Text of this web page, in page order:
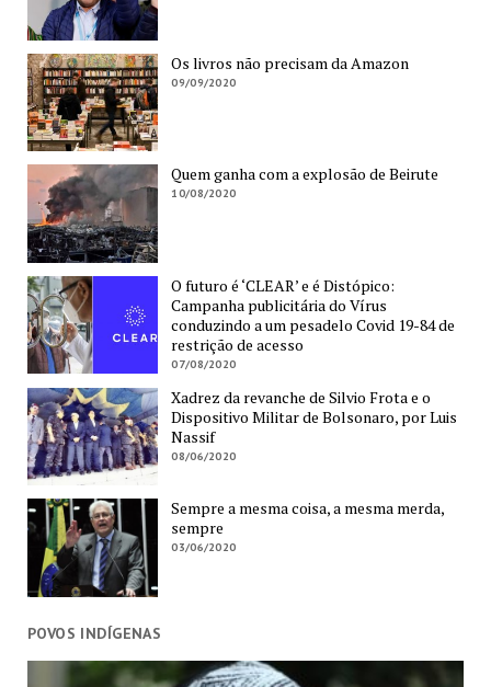
Os livros não precisam da Amazon
09/09/2020
Quem ganha com a explosão de Beirute
10/08/2020
O futuro é ‘CLEAR’ e é Distópico:
Campanha publicitária do Vírus
conduzindo a um pesadelo Covid 19-84 de
restrição de acesso
07/08/2020
Xadrez da revanche de Silvio Frota e o
Dispositivo Militar de Bolsonaro, por Luis
Nassif
08/06/2020
Sempre a mesma coisa, a mesma merda,
sempre
03/06/2020
POVOS INDÍGENAS